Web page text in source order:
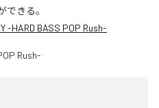
きる。
-HARD BASS POP Rush-